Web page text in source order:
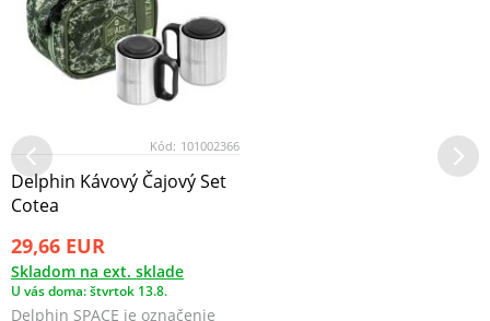
Kód: 101002366
Delphin Kávový Čajový Set
Cotea
29,66 EUR
Skladom na ext. sklade
U vás doma: štvrtok 13.8.
Delphin SPACE je označenie